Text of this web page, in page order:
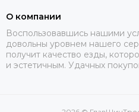
О компании
Воспользовавшись нашими
довольны уровнем нашего
получит качество езды,
и эстетичным. Удачных